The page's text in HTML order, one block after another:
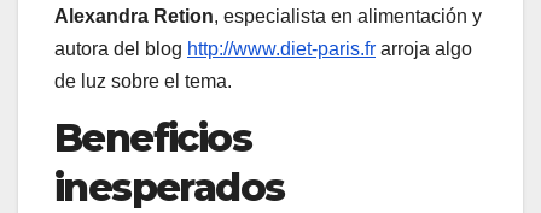
Alexandra Retion, especialista en alimentación y
autora del blog http://www.diet-paris.fr arroja algo
de luz sobre el tema.
Beneficios
inesperados